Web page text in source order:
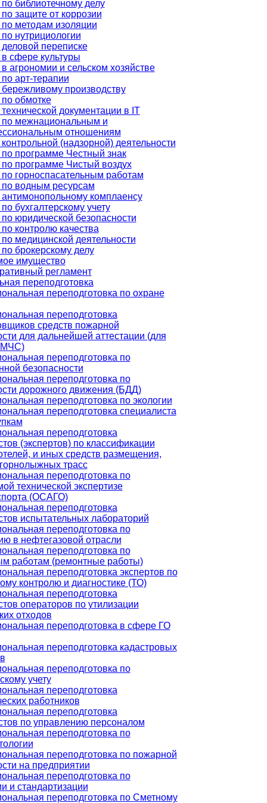
библиотечному делу
защите от коррозии
методам изоляции
нутрициологии
переписке
сфере культуры
агрономии и сельском хозяйстве
арт-терапии
производству
обмотке
документации в IT
межнациональным и
отношениям
(надзорной) деятельности
программе Честный знак
программе Чистый воздух
горноспасательным работам
водным ресурсам
комплаенсу
бухгалтерскому учету
юридической безопасности
контролю качества
медицинской деятельности
брокерскому делу
имущество
регламент
переподготовка
переподготовка по охране
переподготовка
средств пожарной
для дальнейшей аттестации (для
МЧС)
переподготовка по
безопасности
переподготовка по
дорожного движения (БДД)
переподготовка по экологии
переподготовка специалиста
переподготовка
(экспертов) по классификации
и иных средств размещения,
трасс
переподготовка по
технической экспертизе
(ОСАГО)
переподготовка
испытательных лабораторий
переподготовка по
в нефтегазовой отрасли
переподготовка по
работам (ремонтные работы)
переподготовка экспертов по
контролю и диагностике (ТО)
переподготовка
операторов по утилизации
отходов
переподготовка в сфере ГО
переподготовка кадастровых
переподготовка по
учету
переподготовка
работников
переподготовка
по управлению персоналом
переподготовка по
переподготовка по пожарной
на предприятии
переподготовка по
и стандартизации
переподготовка по Сметному